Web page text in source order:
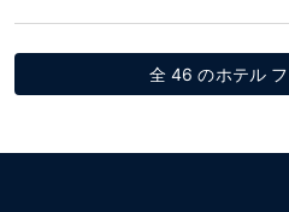
全 46 のホテル